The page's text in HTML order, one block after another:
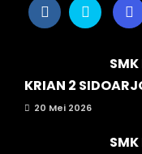
KRIAN 2
20 Mei 2026